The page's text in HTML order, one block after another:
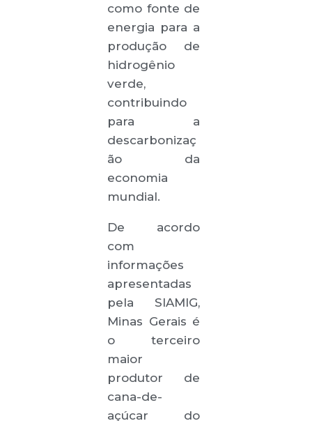
como fonte de
energia para a
produção de
hidrogênio
verde,
contribuindo
para a
descarbonizaç
ão da
economia
mundial.
De acordo
com
informações
apresentadas
pela SIAMIG,
Minas Gerais é
o terceiro
maior
produtor de
cana-de-
açúcar do